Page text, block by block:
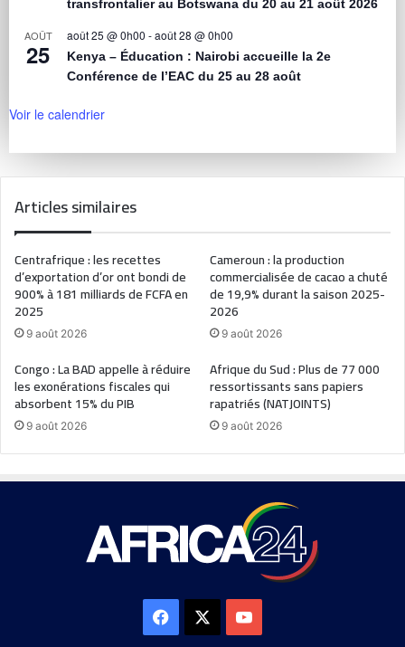
transfrontalier au Botswana du 20 au 21 août 2026
AOÛT
25
août 25 @ 0h00 -août 28 @ 0h00
Kenya – Éducation : Nairobi accueille la 2e
Conférence de l’EAC du 25 au 28 août
Voir le calendrier
Articles similaires
Centrafrique : les recettes
d’exportation d’or ont bondi de
900% à 181 milliards de FCFA en
2025
9 août 2026
Cameroun : la production
commercialisée de cacao a chuté
de 19,9% durant la saison 2025-
2026
9 août 2026
Congo : La BAD appelle à réduire
les exonérations fiscales qui
absorbent 15% du PIB
9 août 2026
Afrique du Sud : Plus de 77 000
ressortissants sans papiers
rapatriés (NATJOINTS)
9 août 2026